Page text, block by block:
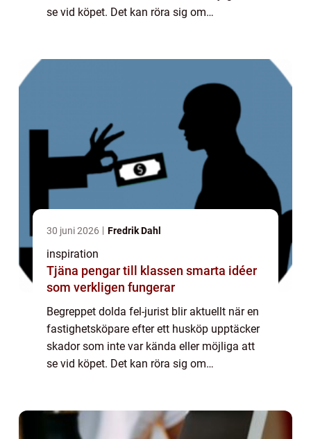
se vid köpet. Det kan röra sig om
30 juni 2026 Fredrik Dahl
inspiration
Tjäna pengar till klassen smarta idéer
som verkligen fungerar
Begreppet dolda fel-jurist blir aktuellt när en
fastighetsköpare efter ett husköp upptäcker
skador som inte var kända eller möjliga att
se vid köpet. Det kan röra sig om